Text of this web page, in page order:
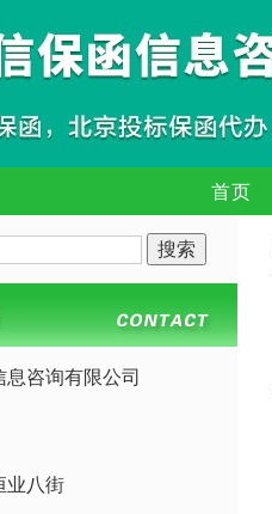
首页
咨询有限公司
业八街